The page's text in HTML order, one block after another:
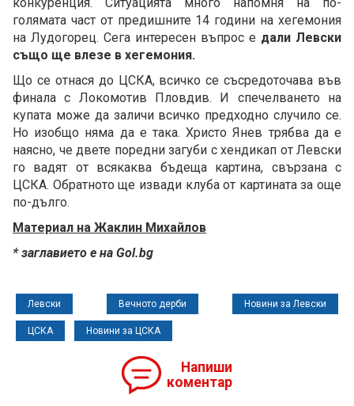
голямата част от предишните 14 години на хегемония
на Лудогорец. Сега интересен въпрос е дали Левски
също ще влезе в хегемония.
Що се отнася до ЦСКА, всичко се съсредоточава във
финала с Локомотив Пловдив. И спечелването на
купата може да заличи всичко предходно случило се.
Но изобщо няма да е така. Христо Янев трябва да е
наясно, че двете поредни загуби с хендикап от Левски
го вадят от всякаква бъдеща картина, свързана с
ЦСКА. Обратното ще извади клуба от картината за още
по-дълго.
Материал на Жаклин Михайлов
* заглавието е на Gol.bg
Левски Вечното дерби Новини за Левски
ЦСКА Новини за ЦСКА
Напиши
коментар